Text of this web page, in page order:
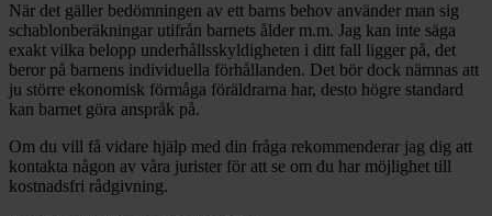
När det gäller bedömningen av ett barns behov använder man sig
schablonberäkningar utifrån barnets ålder m.m. Jag kan inte säga
exakt vilka belopp underhållsskyldigheten i ditt fall ligger på, det
beror på barnens individuella förhållanden. Det bör dock nämnas att
ju större ekonomisk förmåga föräldrarna har, desto högre standard
kan barnet göra anspråk på.
Om du vill få vidare hjälp med din fråga rekommenderar jag dig att
kontakta någon av våra jurister för att se om du har möjlighet till
kostnadsfri rådgivning.